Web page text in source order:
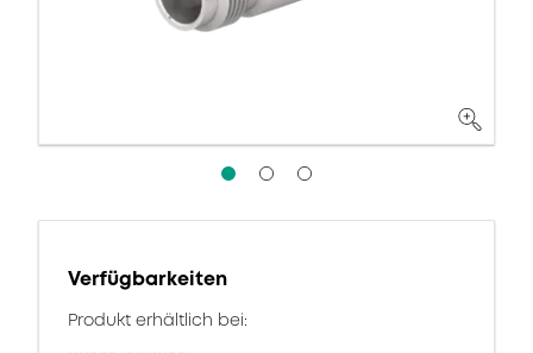
Verfügbarkeiten
Produkt erhältlich bei: